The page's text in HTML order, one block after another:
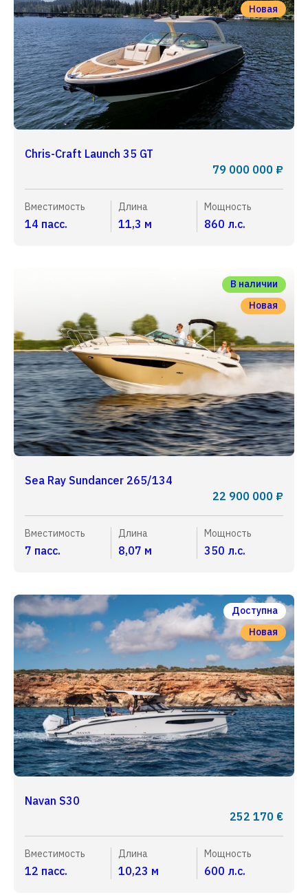
Новая
Chris-Craft Launch 35 GT
79 000 000 ₽
Вместимость
14 пасс.
Длина
11,3 м
Мощность
860 л.с.
В наличии
Новая
Sea Ray Sundancer 265/134
22 900 000 ₽
Вместимость
7 пасс.
Длина
8,07 м
Мощность
350 л.с.
Доступна
Новая
Navan S30
252 170 €
Вместимость
12 пасс.
Длина
10,23 м
Мощность
600 л.с.